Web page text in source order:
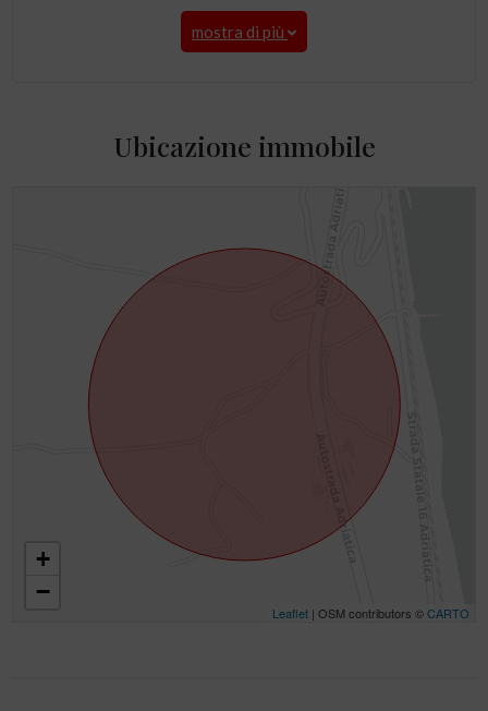
mostra di più
Ubicazione immobile
+
−
Leaflet| OSM contributors ©CARTO